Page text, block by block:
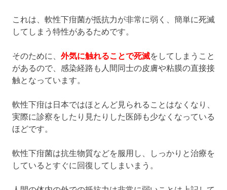
これは、軟性下疳菌が抵抗力が非常に弱く、簡単に死滅
してしまう特性があるためです。
そのために、 外気に触れることで死滅をしてしまうこと
があるので、感染経路も人間同士の皮膚や粘膜の直接接
触となっています。
軟性下疳は日本ではほとんど見られることはなくなり、
実際に診察をしたり見たりした医師も少なくなっている
ほどです。
軟性下疳菌は抗生物質などを服用し、しっかりと治療を
しているとすぐに回復してしまいまう。